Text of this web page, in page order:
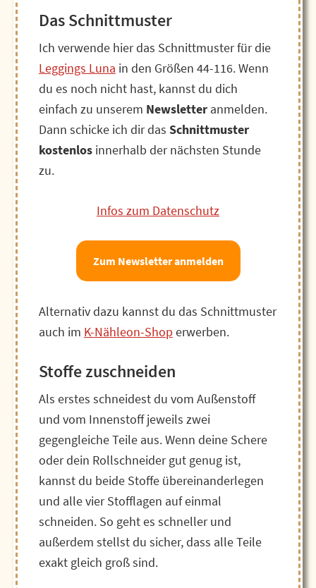
Das Schnittmuster
Ich verwende hier das Schnittmuster für die
Leggings Luna in den Größen 44-116. Wenn
du es noch nicht hast, kannst du dich
einfach zu unserem Newsletteranmelden.
Dann schicke ich dir das Schnittmuster
kostenlosinnerhalb der nächsten Stunde
zu.
Infos zum Datenschutz
Zum Newsletter anmelden
Alternativ dazu kannst du das Schnittmuster
auch im K-Nähleon-Shop erwerben.
Stoffe zuschneiden
Als erstes schneidest du vom Außenstoff
und vom Innenstoff jeweils zwei
gegengleiche Teile aus. Wenn deine Schere
oder dein Rollschneider gut genug ist,
kannst du beide Stoffe übereinanderlegen
und alle vier Stofflagen auf einmal
schneiden. So geht es schneller und
außerdem stellst du sicher, dass alle Teile
exakt gleich groß sind.